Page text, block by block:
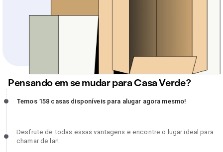
Pensando em se mudar para Casa Verde?
Temos 158 casas disponíveis para alugar agora mesmo!,
Temos 158 casas disponíveis para alugar agora mesmo!
Desfrute de todas essas vantagens e encontre o lugar ideal para
chamar de lar!, incompleto
Desfrute de todas essas vantagens e encontre o lugar ideal para
chamar de lar!